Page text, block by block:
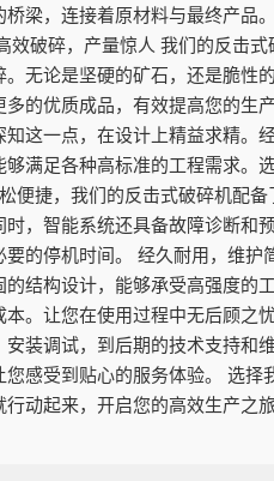
梁，连接着原材料与最终产
破碎，产量惊人 我们的反击
无论是坚硬的矿石，还是脆
的优质成品，有效提高您的生
这一点，在设计上精益求精
满足各种高标准的工程需求
便捷，我们的反击式破碎机配
，智能系统还具备故障诊断
的停机时间。 经久耐用，维
结构设计，能够承受高强度
。让您在使用过程中无后顾之
装调试，到后期的技术支持
感受到贴心的服务体验。 选
动起来，开启您的高效生产之旅